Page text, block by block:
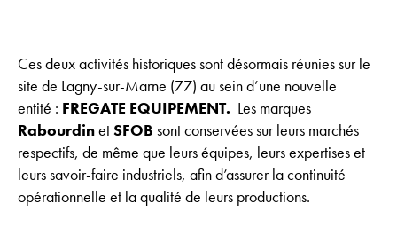
Ces deux activités historiques sont désormais réunies sur le
site de Lagny-sur-Marne (77) au sein d’une nouvelle
entité : FREGATE EQUIPEMENT. Les marques
RabourdinetSFOB sont conservées sur leurs marchés
respectifs, de même que leurs équipes, leurs expertises et
leurs savoir-faire industriels, afin d’assurer la continuité
opérationnelle et la qualité de leurs productions.